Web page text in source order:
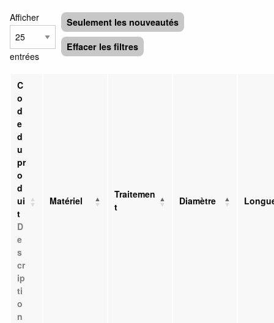
Afficher
entrées
Seulement les nouveautés
Effacer les filtres
C
o
d
e
d
u
pr
o
d
ui
t
D
e
s
cr
ip
ti
o
n
Matériel
Traitemen
t
Diamètre